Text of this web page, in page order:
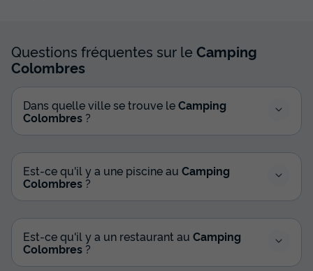
Questions fréquentes sur leCamping
Colombres
Dans quelle ville se trouve leCamping
Colombres ?
Est-ce qu'il y a une piscine au Camping
Colombres ?
Est-ce qu'il y a un restaurant au Camping
Colombres ?